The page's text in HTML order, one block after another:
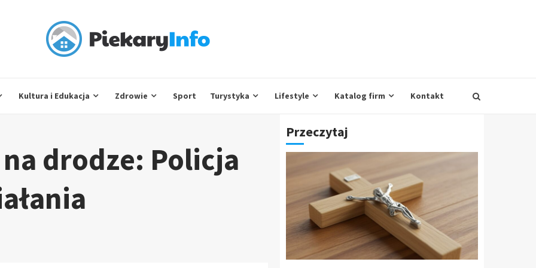
Kultura i Edukacja Zdrowie Sport Turystyka Lifestyle Katalog firm Kontakt
drodze: Policja
Przeczytaj